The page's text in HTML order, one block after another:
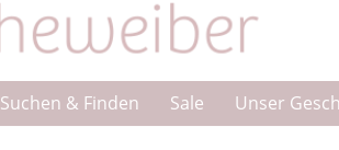
Suchen & Finden Sale Unser